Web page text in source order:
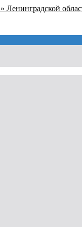
Ленинградской